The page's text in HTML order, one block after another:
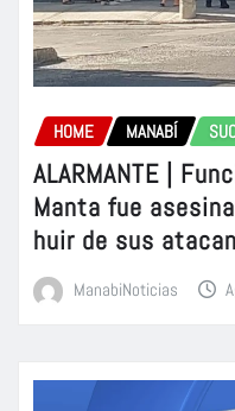
HOME MANABÍ
ALARMANTE |
Manta fue
huir de sus
ManabiNoticias